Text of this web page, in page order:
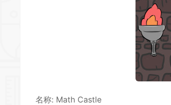
名称: Math Castle